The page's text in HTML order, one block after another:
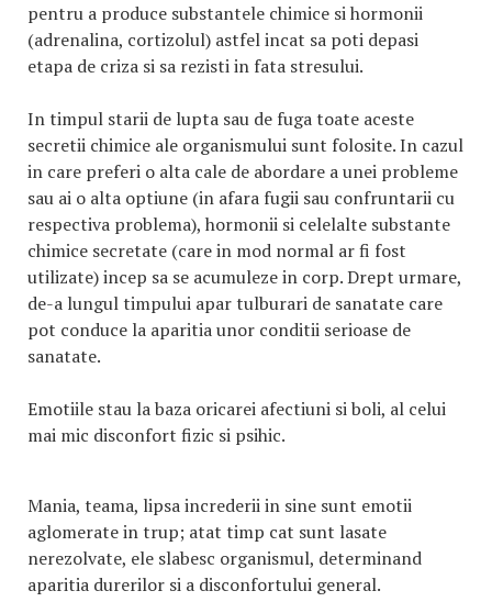
pentru a produce substantele chimice si hormonii
(adrenalina, cortizolul) astfel incat sa poti depasi
etapa de criza si sa rezisti in fata stresului.
In timpul starii de lupta sau de fuga toate aceste
secretii chimice ale organismului sunt folosite. In cazul
in care preferi o alta cale de abordare a unei probleme
sau ai o alta optiune (in afara fugii sau confruntarii cu
respectiva problema), hormonii si celelalte substante
chimice secretate (care in mod normal ar fi fost
utilizate) incep sa se acumuleze in corp. Drept urmare,
de-a lungul timpului apar tulburari de sanatate care
pot conduce la aparitia unor conditii serioase de
sanatate.
Emotiile stau la baza oricarei afectiuni si boli, al celui
mai mic disconfort fizic si psihic.
Mania, teama, lipsa increderii in sine sunt emotii
aglomerate in trup; atat timp cat sunt lasate
nerezolvate, ele slabesc organismul, determinand
aparitia durerilor si a disconfortului general.